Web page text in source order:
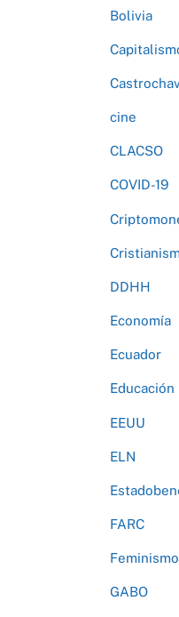
Bolivia
cine
CLACSO
COVID-19
DDHH
Economía
Ecuador
Educación
EEUU
ELN
FARC
Feminismo
GABO